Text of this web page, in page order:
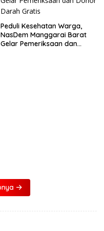
Peduli Kesehatan Warga,
NasDem Manggarai Barat
Gelar Pemeriksaan dan